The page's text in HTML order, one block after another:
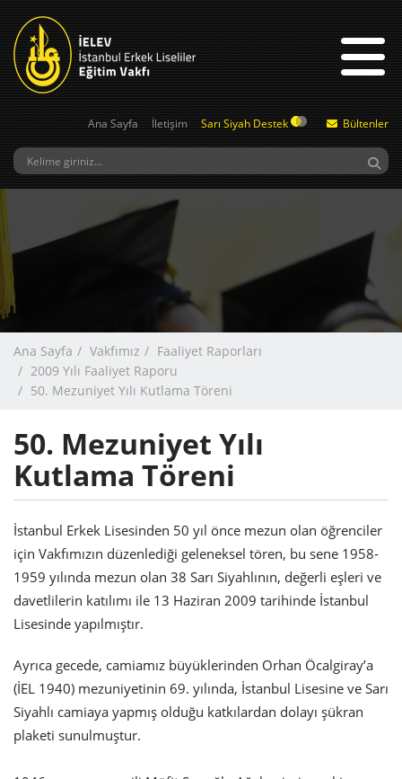
Ana Sayfa İletişim Sarı Siyah Destek Bültenler
Ana Sayfa Vakfımız
Faaliyet Raporları
2009 Yılı Faaliyet Raporu
50. Mezuniyet Yılı Kutlama Töreni
50. Mezuniyet Yılı
Kutlama Töreni
İstanbul Erkek Lisesinden 50 yıl önce mezun olan öğrenciler
için Vakfımızın düzenlediği geleneksel tören, bu sene 1958-
1959 yılında mezun olan 38 Sarı Siyahlının, değerli eşleri ve
davetlilerin katılımı ile 13 Haziran 2009 tarihinde İstanbul
Lisesinde yapılmıştır.
Ayrıca gecede, camiamız büyüklerinden Orhan Öcalgiray’a
(İEL 1940) mezuniyetinin 69. yılında, İstanbul Lisesine ve Sarı
Siyahlı camiaya yapmış olduğu katkılardan dolayı şükran
plaketi sunulmuştur.